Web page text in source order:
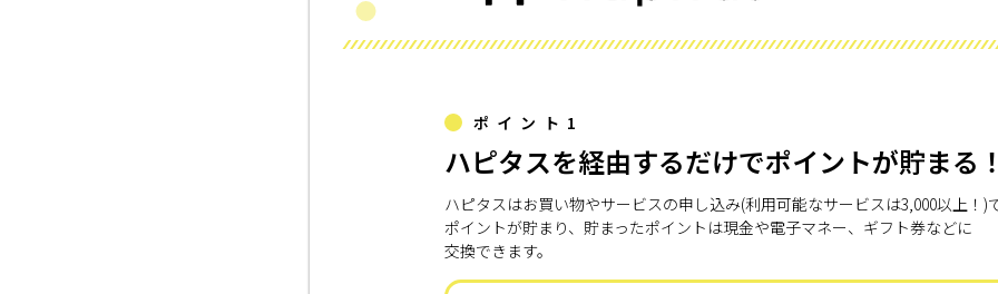
ポイント1
ハピタスを経由するだけでポイントが貯まる
ハピタスはお買い物やサービスの申し込み(利用可能なサービスは3,000以上！)
ポイントが貯まり、貯まったポイントは現金や電子マネー、ギフト券などに
交換できます。